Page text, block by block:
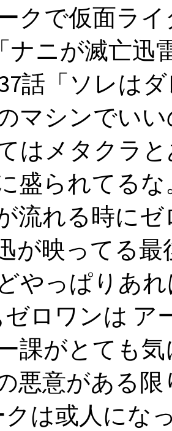
クで仮面ラ
ナニが滅亡
話「ソレは
マシンでい
はメタクラ
盛られてる
流れる時に
が映ってる
やっぱりあ
ゼロワンは ア
課がとても
悪意がある
クは或人にな